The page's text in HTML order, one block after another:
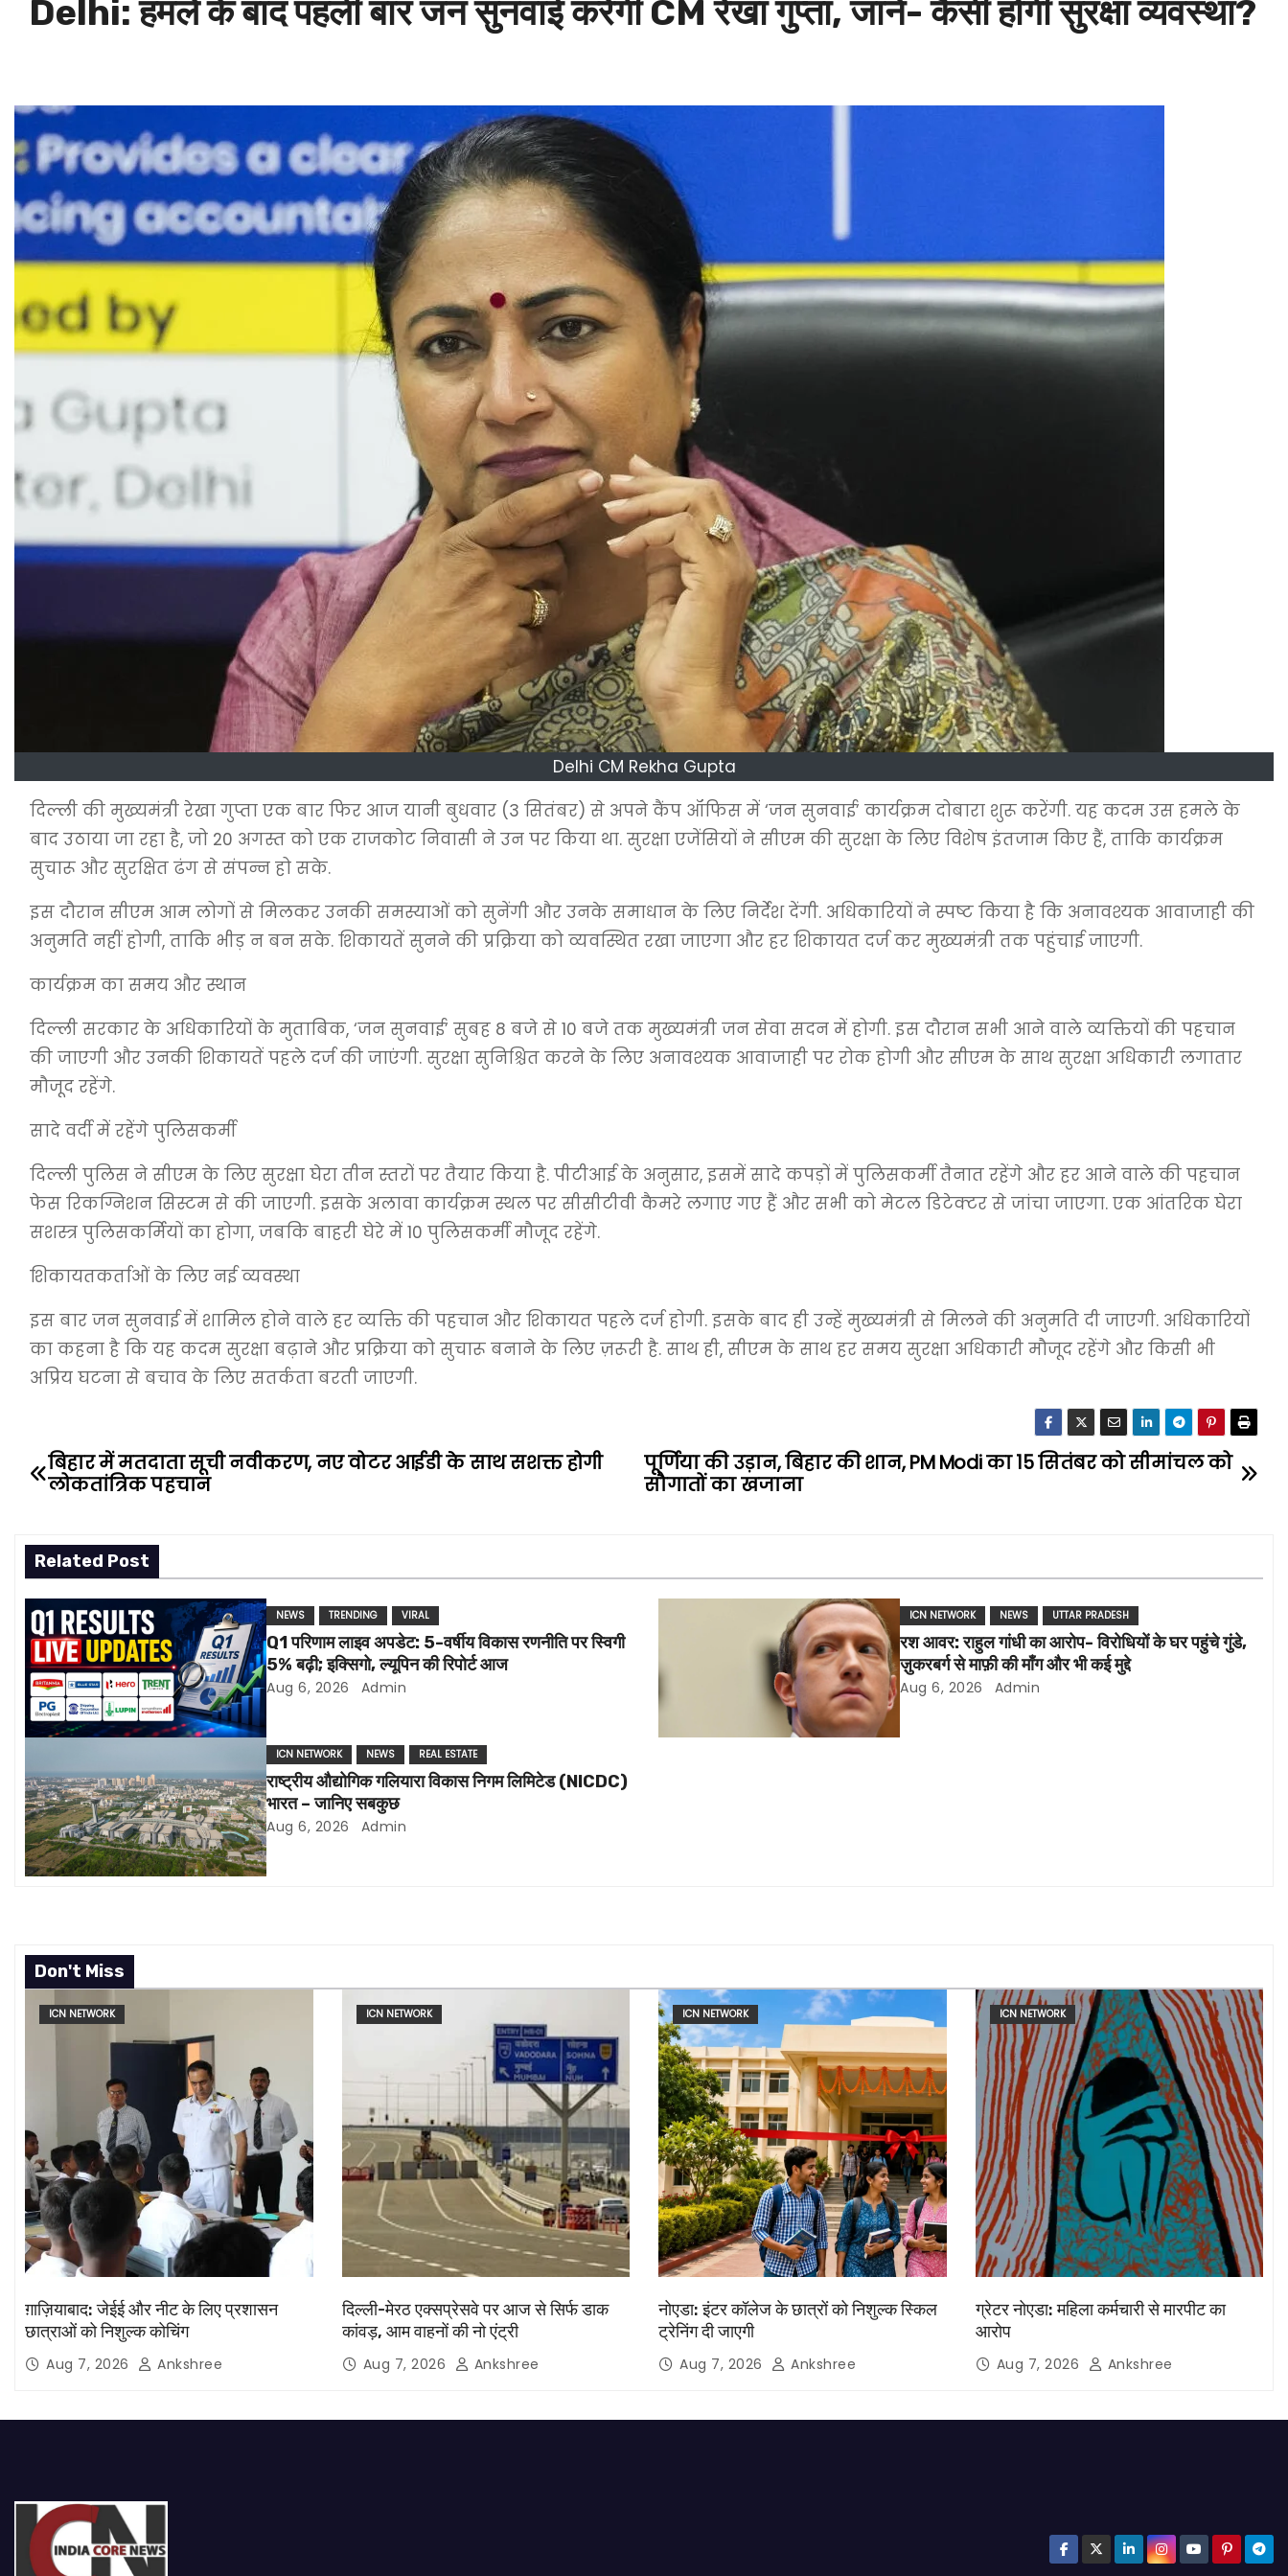
Delhi: हमले के बाद पहली बार जन सुनवाई करेंगी CM रेखा गुप्ता, जानें- कैसी होगी सुरक्षा व्यवस्था?
Delhi CM Rekha Gupta
दिल्ली की मुख्यमंत्री रेखा गुप्ता एक बार फिर आज यानी बुधवार (3 सितंबर) से अपने कैंप ऑफिस में ‘जन सुनवाई’ कार्यक्रम दोबारा शुरू करेंगी. यह कदम उस हमले के
बाद उठाया जा रहा है, जो 20 अगस्त को एक राजकोट निवासी ने उन पर किया था. सुरक्षा एजेंसियों ने सीएम की सुरक्षा के लिए विशेष इंतजाम किए हैं, ताकि कार्यक्रम
सुचारू और सुरक्षित ढंग से संपन्न हो सके.
इस दौरान सीएम आम लोगों से मिलकर उनकी समस्याओं को सुनेंगी और उनके समाधान के लिए निर्देश देंगी. अधिकारियों ने स्पष्ट किया है कि अनावश्यक आवाजाही की
अनुमति नहीं होगी, ताकि भीड़ न बन सके. शिकायतें सुनने की प्रक्रिया को व्यवस्थित रखा जाएगा और हर शिकायत दर्ज कर मुख्यमंत्री तक पहुंचाई जाएगी.
कार्यक्रम का समय और स्थान
दिल्ली सरकार के अधिकारियों के मुताबिक, ‘जन सुनवाई’ सुबह 8 बजे से 10 बजे तक मुख्यमंत्री जन सेवा सदन में होगी. इस दौरान सभी आने वाले व्यक्तियों की पहचान
की जाएगी और उनकी शिकायतें पहले दर्ज की जाएंगी. सुरक्षा सुनिश्चित करने के लिए अनावश्यक आवाजाही पर रोक होगी और सीएम के साथ सुरक्षा अधिकारी लगातार
मौजूद रहेंगे.
सादे वर्दी में रहेंगे पुलिसकर्मी
दिल्ली पुलिस ने सीएम के लिए सुरक्षा घेरा तीन स्तरों पर तैयार किया है. पीटीआई के अनुसार, इसमें सादे कपड़ों में पुलिसकर्मी तैनात रहेंगे और हर आने वाले की पहचान
फेस रिकग्निशन सिस्टम से की जाएगी. इसके अलावा कार्यक्रम स्थल पर सीसीटीवी कैमरे लगाए गए हैं और सभी को मेटल डिटेक्टर से जांचा जाएगा. एक आंतरिक घेरा
सशस्त्र पुलिसकर्मियों का होगा, जबकि बाहरी घेरे में 10 पुलिसकर्मी मौजूद रहेंगे.
शिकायतकर्ताओं के लिए नई व्यवस्था
इस बार जन सुनवाई में शामिल होने वाले हर व्यक्ति की पहचान और शिकायत पहले दर्ज होगी. इसके बाद ही उन्हें मुख्यमंत्री से मिलने की अनुमति दी जाएगी. अधिकारियों
का कहना है कि यह कदम सुरक्षा बढ़ाने और प्रक्रिया को सुचारू बनाने के लिए ज़रूरी है. साथ ही, सीएम के साथ हर समय सुरक्षा अधिकारी मौजूद रहेंगे और किसी भी
अप्रिय घटना से बचाव के लिए सतर्कता बरती जाएगी.
P
s
t
n
a
v
g
a
t
o
n
पूर्णिया की उड़ान, बिहार की शान, PM Modi का 15 सितंबर को सीमांचल को
सौगातों का खजाना
बिहार में मतदाता सूची नवीकरण, नए वोटर आईडी के साथ सशक्त होगी
लोकतांत्रिक पहचान
Related Post
NEWS TRENDING VIRAL
Q1 परिणाम लाइव अपडेट: 5-वर्षीय विकास रणनीति पर स्विगी
5% बढ़ी; इक्सिगो, ल्यूपिन की रिपोर्ट आज
Aug 6, 2026 Admin
ICN NETWORK NEWS UTTAR PRADESH
रश आवर: राहुल गांधी का आरोप- विरोधियों के घर पहुंचे गुंडे,
ज़ुकरबर्ग से माफ़ी की माँग और भी कई मुद्दे
Aug 6, 2026 Admin
ICN NETWORK NEWS REAL ESTATE
राष्ट्रीय औद्योगिक गलियारा विकास निगम लिमिटेड (NICDC)
भारत – जानिए सबकुछ
Aug 6, 2026 Admin
Don't Miss
ICN NETWORK
ग़ाज़ियाबाद: जेईई और नीट के लिए प्रशासन
छात्राओं को निशुल्क कोचिंग
Aug 7, 2026 Ankshree
ICN NETWORK
दिल्ली-मेरठ एक्सप्रेसवे पर आज से सिर्फ डाक
कांवड़, आम वाहनों की नो एंट्री
Aug 7, 2026 Ankshree
ICN NETWORK
नोएडा: इंटर कॉलेज के छात्रों को निशुल्क स्किल
ट्रेनिंग दी जाएगी
Aug 7, 2026 Ankshree
ICN NETWORK
ग्रेटर नोएडा: महिला कर्मचारी से मारपीट का
आरोप
Aug 7, 2026 Ankshree